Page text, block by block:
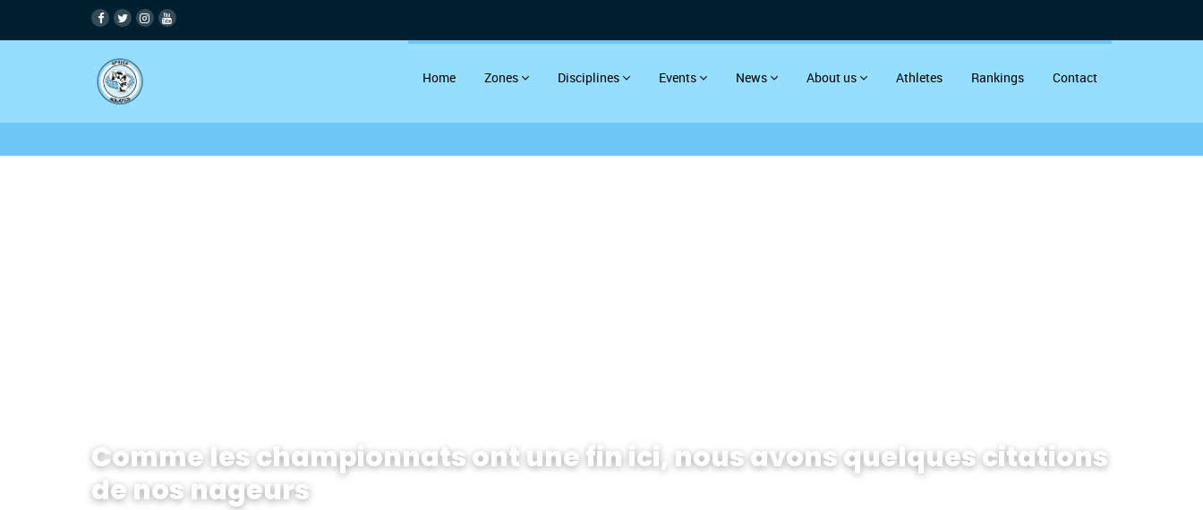
Home Zones Disciplines Events News About us Athletes Rankings Contact
Comme les championnats ont une fin ici, nous avons quelques citations
de nos nageurs